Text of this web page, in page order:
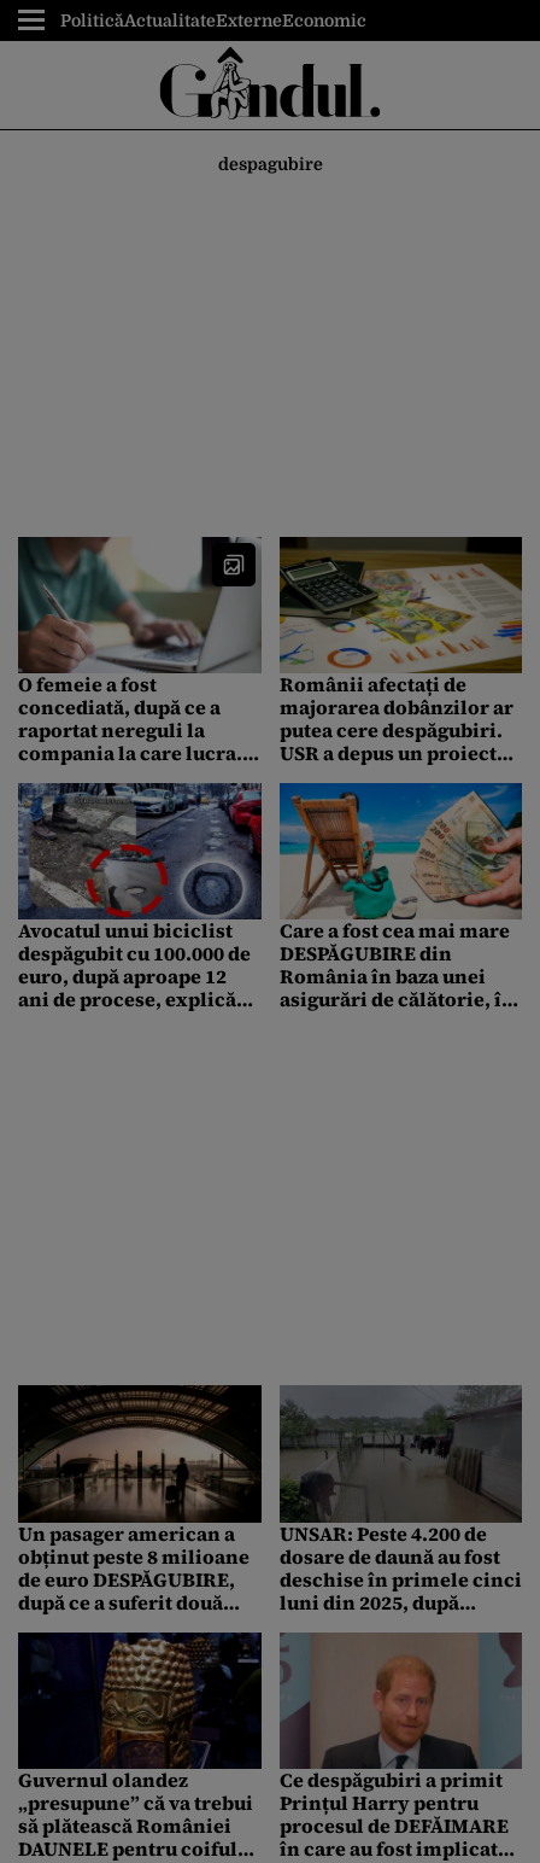
PoliticăActualitateExterneEconomic
despagubire
O femeie a fost
concediată, după ce a
raportat nereguli la
compania la care lucra.
care a primit-o
Românii afectați de
majorarea dobânzilor ar
putea cere despăgubiri.
USR a depus un proiect
Avocatul unui biciclist
despăgubit cu 100.000 de
euro, după aproape 12
ani de procese, explică
Care a fost cea mai mare
DESPĂGUBIRE din
România în baza unei
asigurări de călătorie, în
Un pasager american a
obținut peste 8 milioane
de euro DESPĂGUBIRE,
după ce a suferit două
timpul unui zbor
UNSAR: Peste 4.200 de
dosare de daună au fost
deschise în primele cinci
luni din 2025, după
furtuni și inundații
Guvernul olandez
„presupune” că va trebui
să plătească României
DAUNELE pentru coiful
Ce despăgubiri a primit
Prințul Harry pentru
procesul de DEFĂIMARE
în care au fost implicate